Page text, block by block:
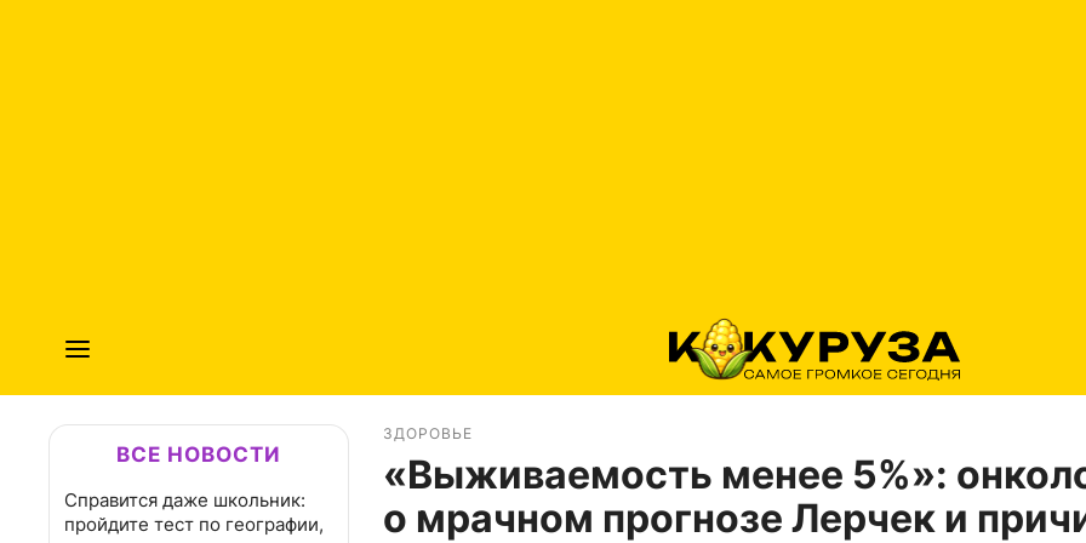
ВСЕ НОВОСТИ
Справится даже школьник:
пройдите тест по географии,
ЗДОРОВЬЕ
«Выживаемость менее 5%»:
о мрачном прогнозе Лерчек и